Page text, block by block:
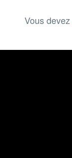
Vous devez